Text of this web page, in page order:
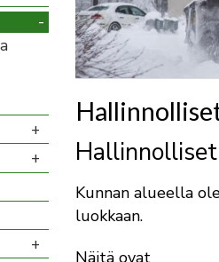
Kunnan alueella
luokkaan.
Näitä ovat